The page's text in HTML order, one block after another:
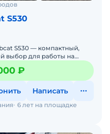
S530
S530 — компактный,
выбор для работы на
на складах и фермах.
₽
Написать
6 лет на площадке